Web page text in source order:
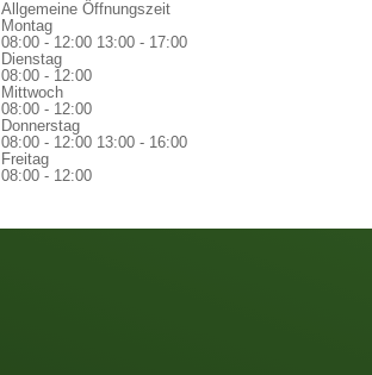
Allgemeine Öffnungszeit
Montag
08:00 - 12:00 13:00 - 17:00
Dienstag
08:00 - 12:00
Mittwoch
08:00 - 12:00
Donnerstag
08:00 - 12:00 13:00 - 16:00
Freitag
08:00 - 12:00